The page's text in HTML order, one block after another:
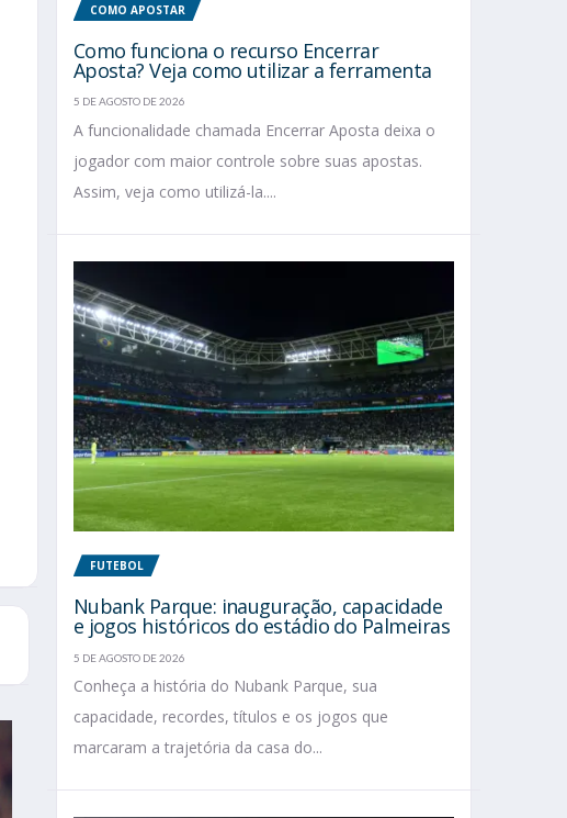
COMO APOSTAR
Como funciona o recurso Encerrar
Aposta? Veja como utilizar a ferramenta
5 DE AGOSTO DE 2026
A funcionalidade chamada Encerrar Aposta deixa o
jogador com maior controle sobre suas apostas.
Assim, veja como utilizá-la....
FUTEBOL
Nubank Parque: inauguração, capacidade
e jogos históricos do estádio do Palmeiras
5 DE AGOSTO DE 2026
Conheça a história do Nubank Parque, sua
capacidade, recordes, títulos e os jogos que
marcaram a trajetória da casa do...